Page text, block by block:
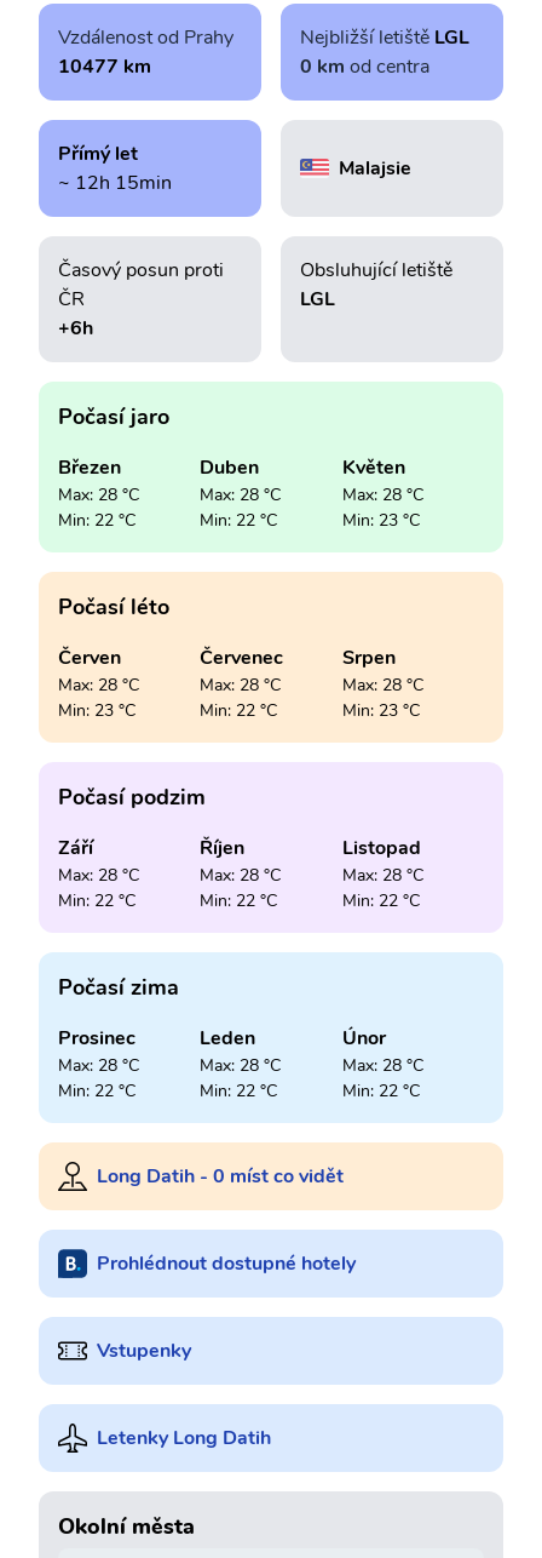
Vzdálenost od Prahy
10477 km
Nejbližší letiště LGL
0 km od centra
Přímý let
~ 12h 15min
Malajsie
Časový posun proti
ČR
+6h
Obsluhující letiště
LGL
Počasí jaro
Březen
Max: 28 °C
Min: 22 °C
Duben
Max: 28 °C
Min: 22 °C
Květen
Max: 28 °C
Min: 23 °C
Počasí léto
Červen
Max: 28 °C
Min: 23 °C
Červenec
Max: 28 °C
Min: 22 °C
Srpen
Max: 28 °C
Min: 23 °C
Počasí podzim
Září
Max: 28 °C
Min: 22 °C
Říjen
Max: 28 °C
Min: 22 °C
Listopad
Max: 28 °C
Min: 22 °C
Počasí zima
Prosinec
Max: 28 °C
Min: 22 °C
Leden
Max: 28 °C
Min: 22 °C
Únor
Max: 28 °C
Min: 22 °C
Long Datih - 0 míst co vidět
Prohlédnout dostupné hotely
Vstupenky
Letenky Long Datih
Okolní města